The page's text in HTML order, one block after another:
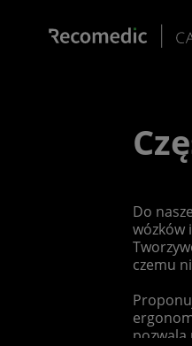
Do
wózków
czemu
pozwala